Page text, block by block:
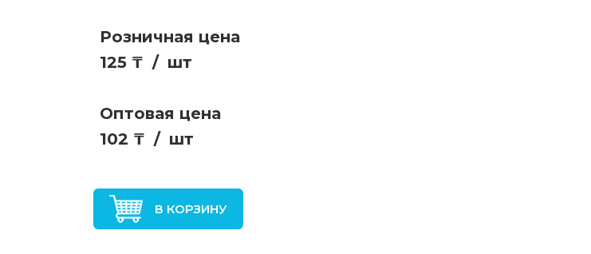
Розничная цена
125 ₸ / шт
Оптовая цена
102 ₸ / шт
В КОРЗИНУ